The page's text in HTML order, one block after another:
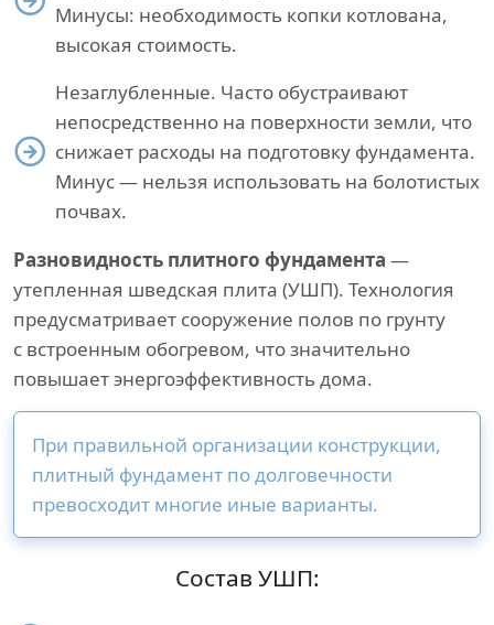
Минусы: необходимость копки котлована,
высокая стоимость.
Незаглубленные. Часто обустраивают
непосредственно на поверхности земли, что
снижает расходы на подготовку фундамента.
Минус — нельзя использовать на болотистых
почвах.
Разновидность плитного фундамента —
утепленная шведская плита (УШП). Технология
предусматривает сооружение полов по грунту
с встроенным обогревом, что значительно
повышает энергоэффективность дома.
При правильной организации конструкции,
плитный фундамент по долговечности
превосходит многие иные варианты.
Состав УШП: